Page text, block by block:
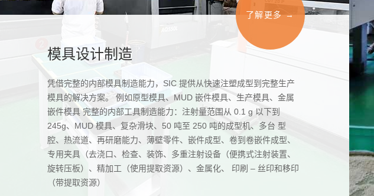
模具设计制造
凭借完整的内部模具制造能力，SIC 提供从快速注塑成型到完整生产
模具的解决方案。 例如原型模具、MUD 嵌件模具、生产模具、金属
嵌件模具 完整的内部工具制造能力：注射量范围从 0.1 g 以下到
245g、MUD 模具、复杂滑块、50 吨至 250 吨的成型机、多台 型
腔、热流道、再研磨能力、薄壁零件、嵌件成型、卷到卷嵌件成型、
专用夹具（去浇口、检查、装饰、多重注射设备（便携式注射装置、
旋转压板）、精加工（使用提取资源）、金属化、 印刷 – 丝印和移印
（带提取资源）
了解更多 →